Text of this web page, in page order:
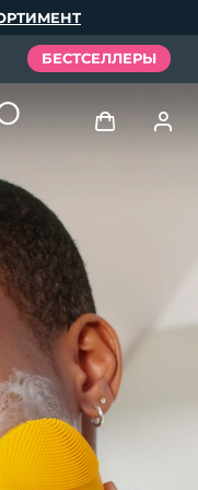
БЕСТСЕЛЛЕРЫ
пользователя
Мои приборы
Мои заказы
Мои адреса
Мои подписки
Español
Português
Русский
繁體中文